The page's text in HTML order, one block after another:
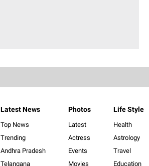
Latest News
Top News
Trending
Andhra Pradesh
Telangana
Photos
Latest
Actress
Events
Movies
Life Style
Health
Astrology
Travel
Education